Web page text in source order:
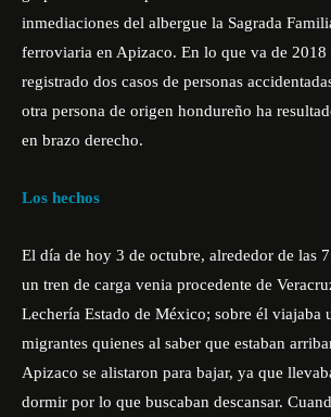
inmediaciones del albergue la Sagrada
ferroviaria en Apizaco. En lo que va de 2018
registrado dos casos de personas
otra persona de origen hondureño ha
en brazo derecho.
Los hechos
El día de hoy 3 de octubre, alrededor de las
un tren de carga venia procedente de
Lechería Estado de México; sobre él viajaba
migrantes quienes al saber que estaban
Apizaco se alistaron para bajar, ya que
dormir por lo que buscaban descansar.